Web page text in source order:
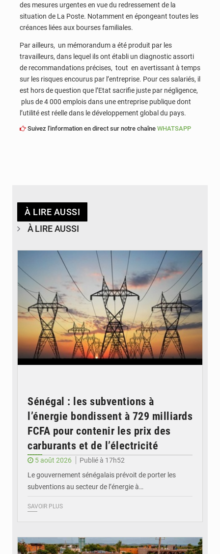
des mesures urgentes en vue du redressement de la
situation de La Poste. Notamment en épongeant toutes les
créances liées aux bourses familiales.
Par ailleurs, un mémorandum a été produit par les
travailleurs, dans lequel ils ont établi un diagnostic assorti
de recommandations précises, tout en avertissant à temps
sur les risques encourus par l’entreprise. Pour ces salariés, il
est hors de question que l’Etat sacrifie juste par négligence,
plus de 4 000 emplois dans une entreprise publique dont
l’utilité est réelle dans le développement global du pays.
Suivez l'information en direct sur notre chaîne WHATSAPP
À LIRE AUSSI
À LIRE AUSSI
Sénégal : les subventions à
l’énergie bondissent à 729 milliards
FCFA pour contenir les prix des
carburants et de l’électricité
5 août 2026
Publié à 17h52
Le gouvernement sénégalais prévoit de porter les
subventions au secteur de l’énergie à…
SAVOIR PLUS